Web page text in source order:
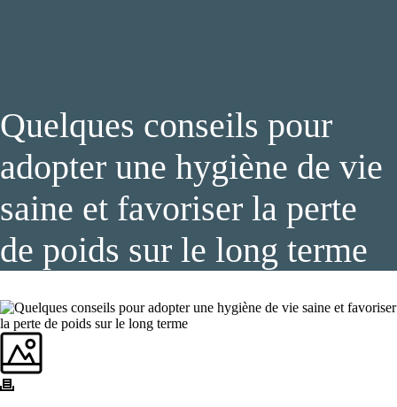
Quelques conseils pour
adopter une hygiène de vie
saine et favoriser la perte
de poids sur le long terme